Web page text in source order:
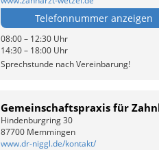
Telefonnummer anzeigen
08:00 – 12:30 Uhr
14:30 – 18:00 Uhr
Sprechstunde nach Vereinbarung!
Gemeinschaftspraxis für
Hindenburgring 30
87700 Memmingen
www.dr-niggl.de/kontakt/